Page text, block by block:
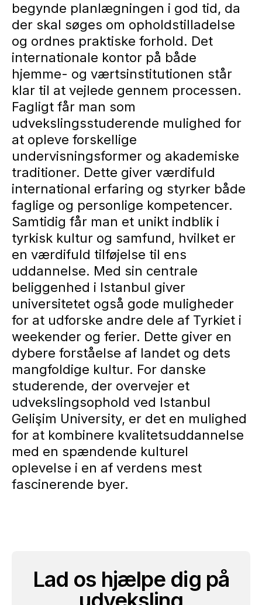
begynde planlægningen i god tid, da
der skal søges om opholdstilladelse
og ordnes praktiske forhold. Det
internationale kontor på både
hjemme- og værtsinstitutionen står
klar til at vejlede gennem processen.
Fagligt får man som
udvekslingsstuderende mulighed for
at opleve forskellige
undervisningsformer og akademiske
traditioner. Dette giver værdifuld
international erfaring og styrker både
faglige og personlige kompetencer.
Samtidig får man et unikt indblik i
tyrkisk kultur og samfund, hvilket er
en værdifuld tilføjelse til ens
uddannelse. Med sin centrale
beliggenhed i Istanbul giver
universitetet også gode muligheder
for at udforske andre dele af Tyrkiet i
weekender og ferier. Dette giver en
dybere forståelse af landet og dets
mangfoldige kultur. For danske
studerende, der overvejer et
udvekslingsophold ved Istanbul
Gelişim University, er det en mulighed
for at kombinere kvalitetsuddannelse
med en spændende kulturel
oplevelse i en af verdens mest
fascinerende byer.
Lad os hjælpe dig på